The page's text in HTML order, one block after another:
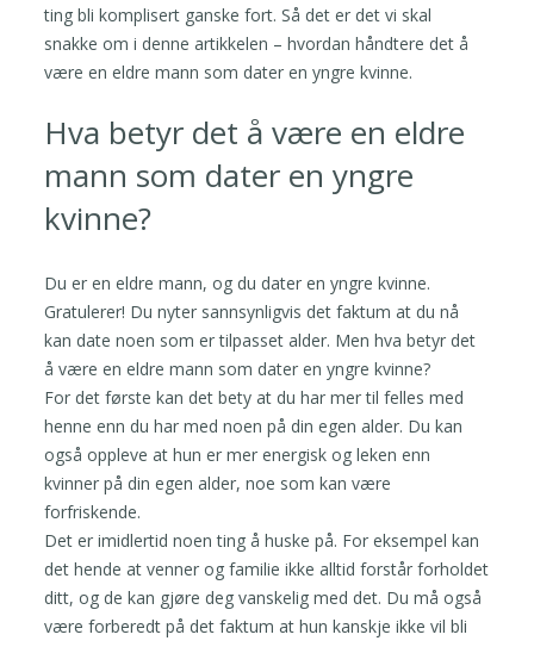
ting bli komplisert ganske fort. Så det er det vi skal
snakke om i denne artikkelen – hvordan håndtere det å
være en eldre mann som dater en yngre kvinne.
Hva betyr det å være en eldre
mann som dater en yngre
kvinne?
Du er en eldre mann, og du dater en yngre kvinne.
Gratulerer! Du nyter sannsynligvis det faktum at du nå
kan date noen som er tilpasset alder. Men hva betyr det
å være en eldre mann som dater en yngre kvinne?
For det første kan det bety at du har mer til felles med
henne enn du har med noen på din egen alder. Du kan
også oppleve at hun er mer energisk og leken enn
kvinner på din egen alder, noe som kan være
forfriskende.
Det er imidlertid noen ting å huske på. For eksempel kan
det hende at venner og familie ikke alltid forstår forholdet
ditt, og de kan gjøre deg vanskelig med det. Du må også
være forberedt på det faktum at hun kanskje ikke vil bli